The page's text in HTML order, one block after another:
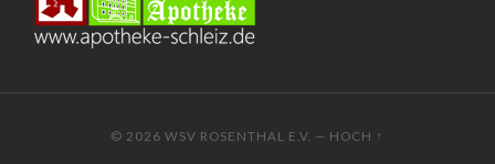
© 2026WSV ROSENTHAL E.V. — HOCH ↑